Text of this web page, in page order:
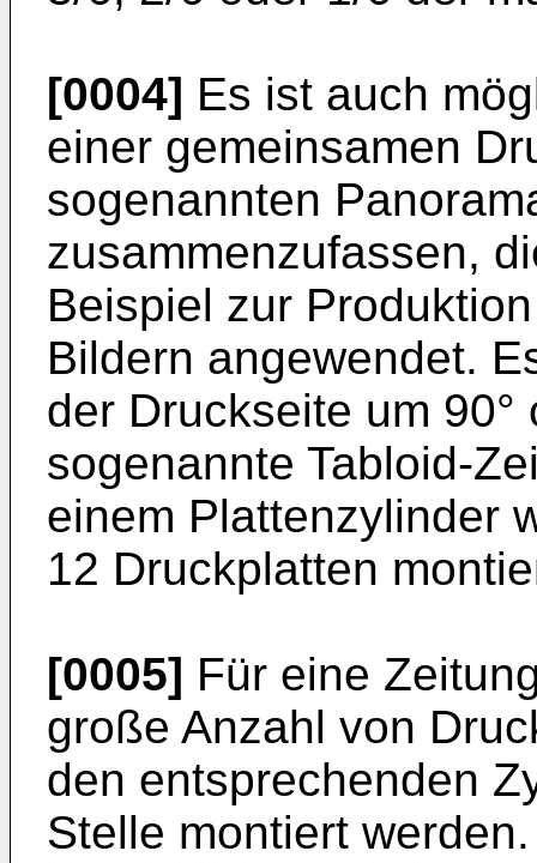
[0004] Es ist auch
einer gemeinsamen
sogenannten
zusammenzufassen,
Beispiel zur
Bildern angewendet.
der Druckseite um
sogenannte Tabloid-
einem Plattenzylinder
12 Druckplatten
[0005] Für eine
große Anzahl von
den entsprechenden
Stelle montiert